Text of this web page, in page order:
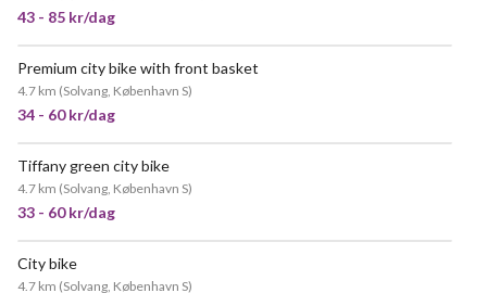
43 - 85 kr/dag
Premium city bike with front basket
4.7 km (Solvang, København S)
34 - 60 kr/dag
Tiffany green city bike
4.7 km (Solvang, København S)
33 - 60 kr/dag
City bike
4.7 km (Solvang, København S)